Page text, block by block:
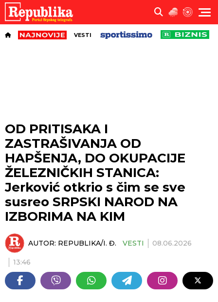
VESTI
OD PRITISAKA I
ZASTRAŠIVANJA OD
HAPŠENJA, DO OKUPACIJE
ŽELEZNIČKIH STANICA:
Jerković otkrio s čim se sve
susreo SRPSKI NAROD NA
IZBORIMA NA KIM
AUTOR: REPUBLIKA/I. Đ. VESTI 08.06.2026
13:46